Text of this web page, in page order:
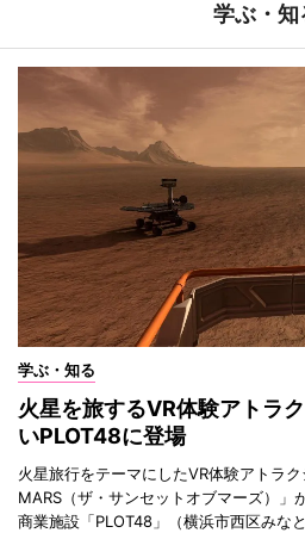
学ぶ・知
学ぶ・知る
火星を旅するVR体験アトラ
いPLOT48に登場
火星旅行をテーマにしたVR体験アトラ
MARS（ザ・サンセットオブマーズ）」
商業施設「PLOT48」（横浜市西区みな